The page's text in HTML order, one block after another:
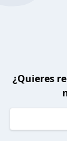
¿Quieres